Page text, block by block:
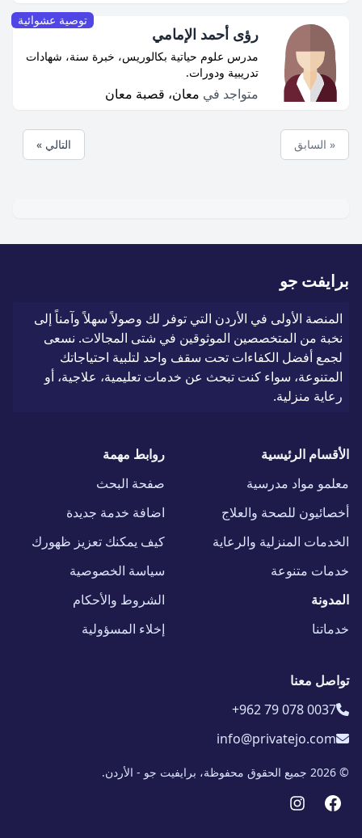
توصية عشوائية
رؤى أحمد الإمامي
مدرس علوم حياتية بكالوريس، خبرة سنة، شهادات
تدريبية ودورات.
متواجد في معان، قصبة معان
« السابق التالي »
برايفت جو
المنصة الأولى في الأردن التي توفر لك وصولاً سهلاً وآمناً إلى
نخبة من المتخصصين الموثوقين في شتى المجالات. نسعى
لجمع أفضل الكفاءات تحت سقف واحد لتلبية احتياجاتك
المتنوعة، سواء كنت تبحث عن خدمات تعليمية، علاجية، أو
رعاية منزلية.
الأقسام الرئيسية
معلمو مواد مدرسية
أخصائيون للصحة والعلاج
الخدمات المنزلية والرعاية
خدمات متنوعة
المدونة
خدماتنا
روابط مهمة
صفحة البحث
اضافة خدمة جديدة
كيف يمكنك تعزيز ظهورك
سياسة الخصوصية
الشروط والأحكام
إخلاء المسؤولية
تواصل معنا
+962 79 078 0037
info@privatejo.com
© 2026 جميع الحقوق محفوظة، برايفيت جو - الأردن.